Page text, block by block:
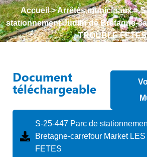
Accueil>Arrêtés municipaux>
stationnement Judith de Bretagne-
TROUBLE FETES
Document
téléchargeable
S-25-447 Parc de
Bretagne-carrefour Market
FETES